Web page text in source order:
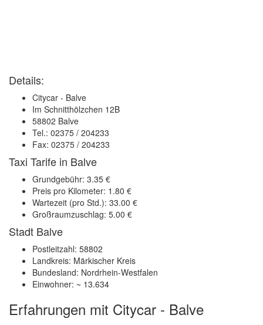
Details:
Citycar - Balve
Im Schnitthölzchen 12B
58802 Balve
Tel.: 02375 / 204233
Fax: 02375 / 204233
Taxi Tarife in Balve
Grundgebühr: 3.35 €
Preis pro Kilometer: 1.80 €
Wartezeit (pro Std.): 33.00 €
Großraumzuschlag: 5.00 €
Stadt Balve
Postleitzahl: 58802
Landkreis: Märkischer Kreis
Bundesland: Nordrhein-Westfalen
Einwohner: ~ 13.634
Erfahrungen mit Citycar - Balve